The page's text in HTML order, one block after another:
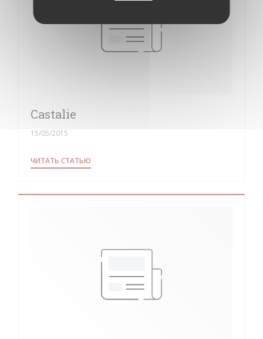
Castalie
15/05/2015
ЧИТАТЬ СТАТЬЮ